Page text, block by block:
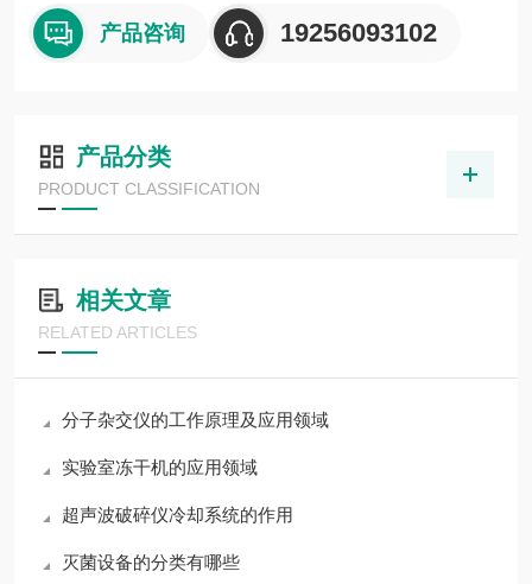
产品咨询 19256093102
产品分类
PRODUCT CLASSIFICATION
相关文章
RELATED ARTICLES
分子杂交仪的工作原理及应用领域
实验室冻干机的应用领域
超声波破碎仪冷却系统的作用
灭菌设备的分类有哪些